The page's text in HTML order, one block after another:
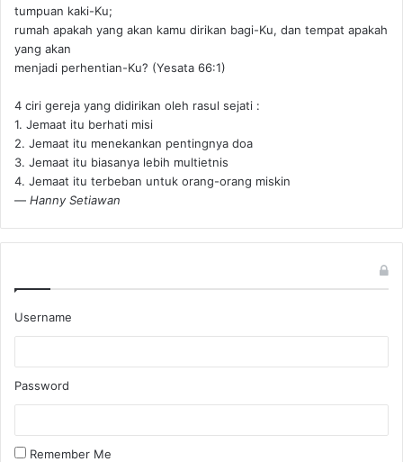
tumpuan kaki-Ku;
rumah apakah yang akan kamu dirikan bagi-Ku, dan tempat apakah
yang akan
menjadi perhentian-Ku? (Yesata 66:1) ‪
4 ciri gereja yang didirikan oleh rasul sejati :
1. Jemaat itu berhati misi
2. Jemaat itu menekankan pentingnya doa
3. Jemaat itu biasanya lebih multietnis
4. Jemaat itu terbeban untuk orang-orang miskin
— Hanny Setiawan
Username
Password
Remember Me